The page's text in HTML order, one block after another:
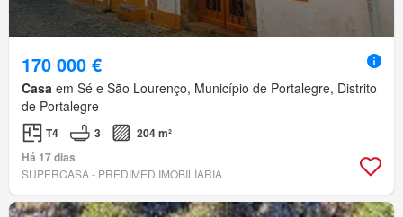
170 000 €
Casa em Sé e São Lourenço, Município de Portalegre, Distrito
de Portalegre
T4 3
204 m²
Há 17 dias
SUPERCASA - PREDIMED IMOBILÍARIA